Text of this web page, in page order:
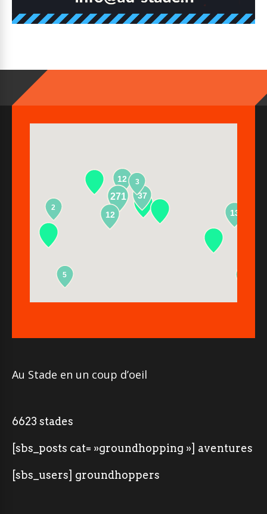
12
271
13
37
2
5
12
3
Au Stade en un coup d’oeil
6623 stades
[sbs_posts cat= »groundhopping »] aventures
[sbs_users] groundhoppers